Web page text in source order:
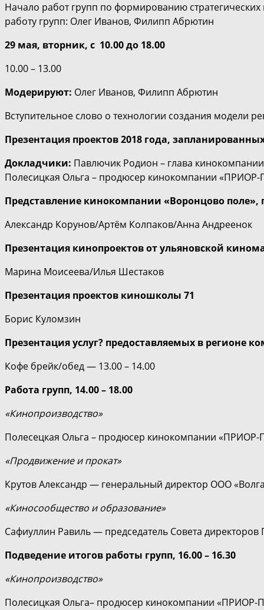
Начало работ групп по формированию
работу групп: Олег Иванов, Филипп Абрютин
29 мая, вторник, с 10.00 до 18.00
10.00 – 13.00
Модерируют: Олег Иванов, Филипп Абрютин
Вступительное слово о технологии создания модели
Презентация проектов 2018 года,
Докладчики: Павлючик Родион – глава
Полесицкая Ольга – продюсер кинокомпании
Представление кинокомпании «Воронцово
Александр Корунов/Артём Колпаков/Анна Андреенок
Презентация кинопроектов от ульяновской
Марина Моисеева/Илья Шестаков
Презентация проектов киношколы 71
Борис Куломзин
Презентация услуг? предоставляемых в регионе
Кофе брейк/обед — 13.00 – 14.00
Работа групп, 14.00 – 18.00
«Кинопроизводство»
Полесецкая Ольга – продюсер кинокомпании
«Продвижение и прокат»
Крутов Александр — генеральный директор ООО
«Киносообщество и образование»
Сафиуллин Равиль — председатель Совета директоров
Подведение итогов работы групп, 16.00 – 16.30
«Кинопроизводство»
Полесицкая Ольга– продюсер кинокомпании